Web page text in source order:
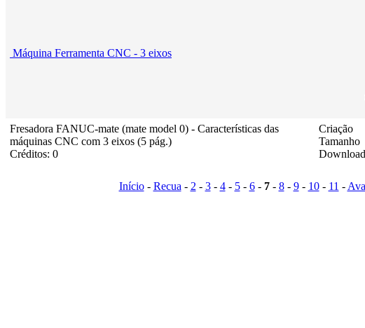
Máquina Ferramenta CNC - 3 eixos
Fresadora FANUC-mate (mate model 0) - Características das
máquinas CNC com 3 eixos (5 pág.)
Créditos: 0
Criação
Tamanho
Início- Recua- 2- 3- 4- 5- 6- 7- 8- 9- 10- 11 -